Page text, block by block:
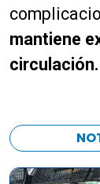
mantiene
circulación.